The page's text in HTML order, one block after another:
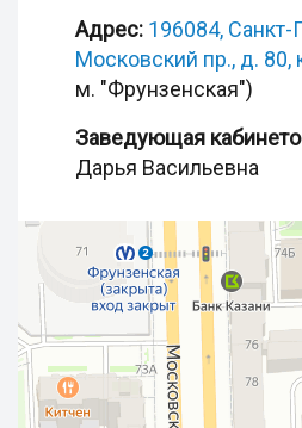
Адрес: 196084, Санкт-
Московский пр., д. 80,
м. "Фрунзенская")
Заведующая
Дарья Васильевна